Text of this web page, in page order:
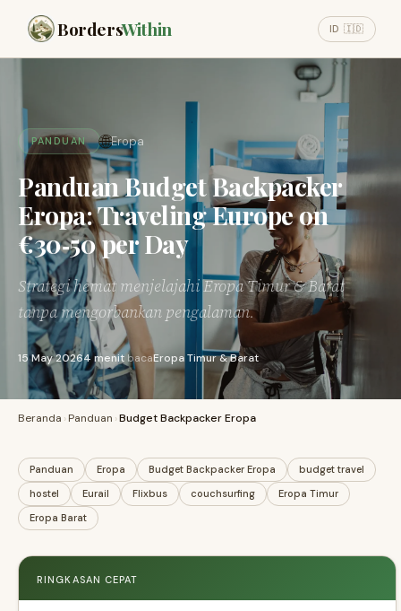
BordersWithin ID 🇮🇩
PANDUAN 🌐Eropa
Panduan Budget Backpacker
Eropa: Traveling Europe on
€30‑50 per Day
Strategi hemat menjelajahi Eropa Timur & Barat
tanpa mengorbankan pengalaman.
15 May 20264 menit bacaEropa Timur & Barat
Beranda ›Panduan ›Budget Backpacker Eropa
Panduan Eropa Budget Backpacker Eropa
budget travel
hostel
Eurail Flixbus couchsurfing
Eropa Timur
Eropa Barat
RINGKASAN CEPAT